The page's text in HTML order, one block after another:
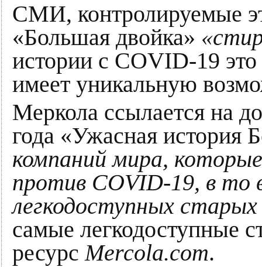
СМИ, контролируемые
«Большая двойка»
истории с COVID-19
имеет уникальную
Меркола ссылается на
года «Ужасная история
компаний мира,
против COVID-19, в то
легкодоступных
самые легкодоступные
ресурсMercola.com.